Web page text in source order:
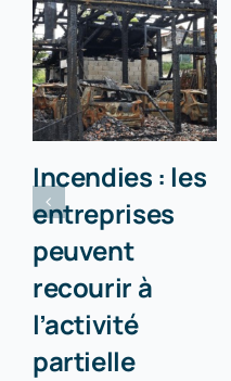
Incendies : les
entreprises
peuvent
recourir à
l’activité
partielle